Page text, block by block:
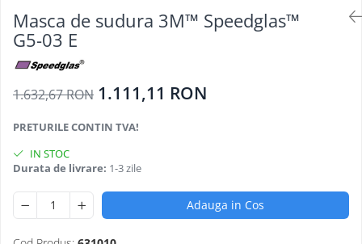
Imbracaminte
Masca de sudura 3M™ Speedglas™
G5-03 E
1.632,67 RON 1.111,11 RON
PRETURILE CONTIN TVA!
IN STOC
Durata de livrare: 1-3 zile
Adauga in Cos